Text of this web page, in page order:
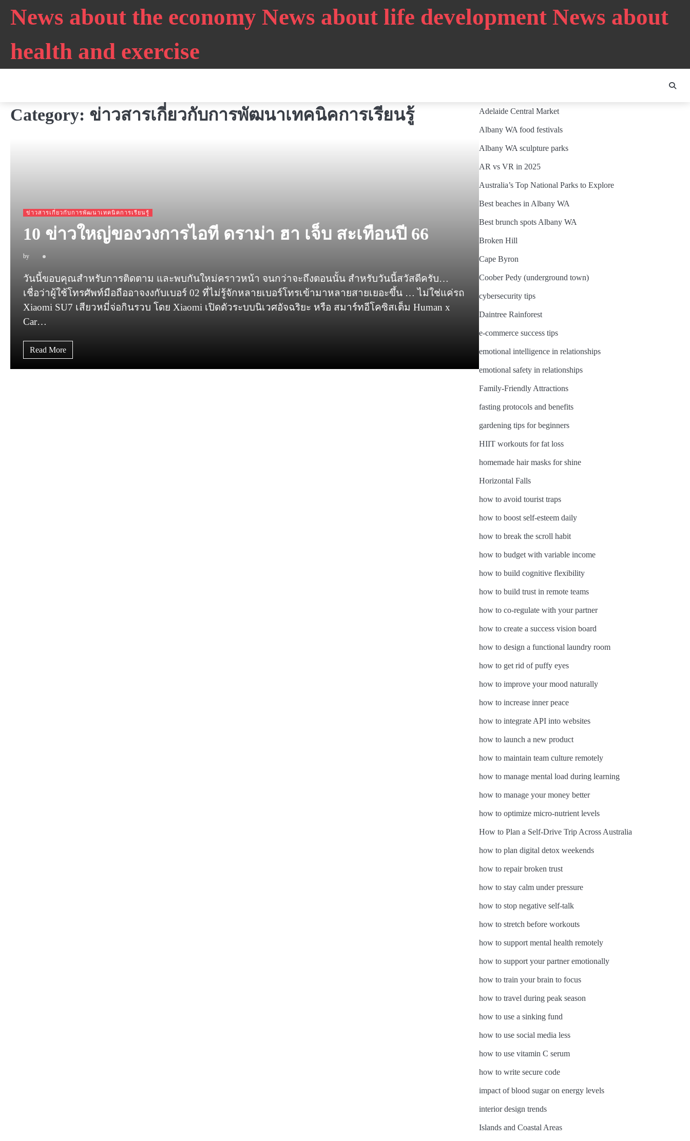
News about the economy News about life development News about
health and exercise
Category: ข่าวสารเกี่ยวกับการพัฒนาเทคนิคการเรียนรู้
ข่าวสารเกี่ยวกับการพัฒนาเทคนิคการเรียนรู้
10 ข่าวใหญ่ของวงการไอที ดราม่า ฮา เจ็บ สะเทือนปี 66
by
วันนี้ขอบคุณสำหรับการติดตาม และพบกันใหม่คราวหน้า จนกว่าจะถึงตอนนั้น สำหรับวันนี้สวัสดีครับ…
เชื่อว่าผู้ใช้โทรศัพท์มือถืออาจงงกับเบอร์ 02 ที่ไม่รู้จักหลายเบอร์โทรเข้ามาหลายสายเยอะขึ้น … ไม่ใช่แค่รถ
Xiaomi SU7 เสียวหมี่จ่อกินรวบ โดย Xiaomi เปิดตัวระบบนิเวศอัจฉริยะ หรือ สมาร์ทอีโคซิสเต็ม Human x
Car…
Read More
Adelaide Central Market
Albany WA food festivals
Albany WA sculpture parks
AR vs VR in 2025
Australia’s Top National Parks to Explore
Best beaches in Albany WA
Best brunch spots Albany WA
Broken Hill
Cape Byron
Coober Pedy (underground town)
cybersecurity tips
Daintree Rainforest
e-commerce success tips
emotional intelligence in relationships
emotional safety in relationships
Family-Friendly Attractions
fasting protocols and benefits
gardening tips for beginners
HIIT workouts for fat loss
homemade hair masks for shine
Horizontal Falls
how to avoid tourist traps
how to boost self-esteem daily
how to break the scroll habit
how to budget with variable income
how to build cognitive flexibility
how to build trust in remote teams
how to co-regulate with your partner
how to create a success vision board
how to design a functional laundry room
how to get rid of puffy eyes
how to improve your mood naturally
how to increase inner peace
how to integrate API into websites
how to launch a new product
how to maintain team culture remotely
how to manage mental load during learning
how to manage your money better
how to optimize micro-nutrient levels
How to Plan a Self-Drive Trip Across Australia
how to plan digital detox weekends
how to repair broken trust
how to stay calm under pressure
how to stop negative self-talk
how to stretch before workouts
how to support mental health remotely
how to support your partner emotionally
how to train your brain to focus
how to travel during peak season
how to use a sinking fund
how to use social media less
how to use vitamin C serum
how to write secure code
impact of blood sugar on energy levels
interior design trends
Islands and Coastal Areas